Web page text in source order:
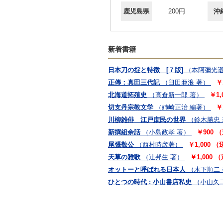
鹿児島県 200円 沖
新着書籍
日本刀の掟と特徴 [７版]
（本阿彌光
正傳：真田三代記
（臼田亜浪 著）
北海道拓殖史
（高倉新一郎 著）
￥
切支丹宗教文学
（姉崎正治 編著）
川柳雑俳 江戸庶民の世界
（鈴木勝忠
新撰組余話
（小島政孝 著）
￥900
尾張敬公
（西村時彦著）
￥1,000 （
天草の雅歌
（辻邦生 著）
￥1,000
オットーと呼ばれる日本人
（木下順二
ひとつの時代 : 小山書店私史
（小山